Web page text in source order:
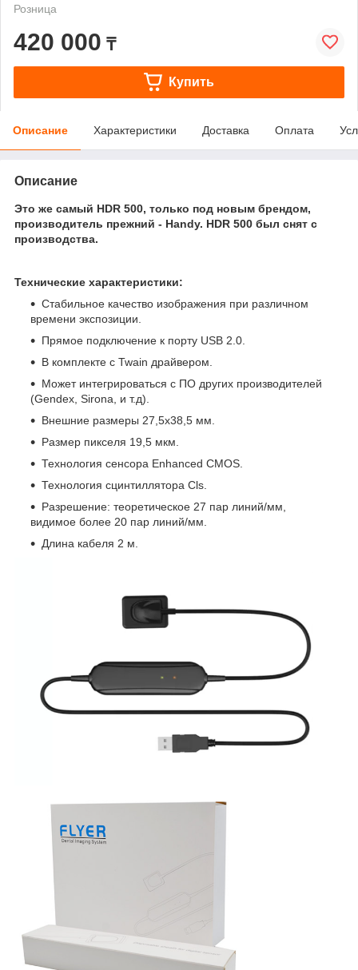
Розница
420 000 ₸
Купить
Описание Характеристики Доставка Оплата
Описание
Это же самый HDR 500, только под новым брендом,
производитель прежний - Handy. HDR 500 был снят с
производства.
Технические характеристики:
Стабильное качество изображения при различном
времени экспозиции.
Прямое подключение к порту USB 2.0.
В комплекте с Twain драйвером.
Может интегрироваться с ПО других производителей
(Gendex, Sirona, и т.д).
Внешние размеры 27,5х38,5 мм.
Размер пикселя 19,5 мкм.
Технология сенсора Enhanced CMOS.
Технология сцинтиллятора Cls.
Разрешение: теоретическое 27 пар линий/мм,
видимое более 20 пар линий/мм.
Длина кабеля 2 м.